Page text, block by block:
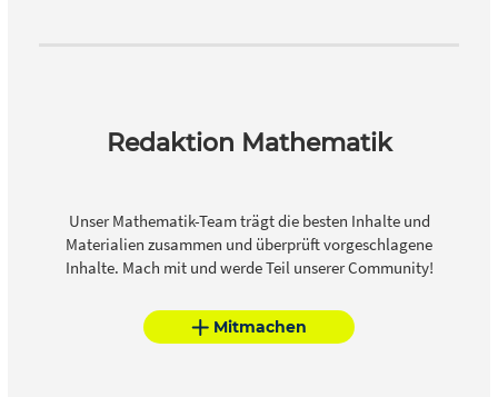
Redaktion Mathematik
Unser Mathematik-Team trägt die besten Inhalte und
Materialien zusammen und überprüft vorgeschlagene
Inhalte. Mach mit und werde Teil unserer Community!
Mitmachen